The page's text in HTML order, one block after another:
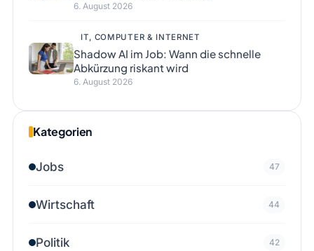
6. August 2026
IT, COMPUTER & INTERNET
Shadow AI im Job: Wann die schnelle
Abkürzung riskant wird
6. August 2026
Kategorien
Jobs 47
Wirtschaft 44
Politik 42